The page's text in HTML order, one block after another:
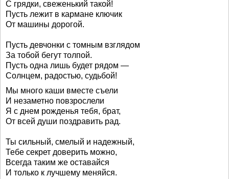
С грядки, свеженький такой!
Пусть лежит в кармане ключик
От машины дорогой.
Пусть девчонки с томным взглядом
За тобой бегут толпой.
Пусть одна лишь будет рядом —
Солнцем, радостью, судьбой!
Мы много каши вместе съели
И незаметно повзрослели
Я с днем рожденья тебя, брат,
От всей души поздравить рад.
Ты сильный, смелый и надежный,
Тебе секрет доверить можно,
Всегда таким же оставайся
И только к лучшему меняйся.